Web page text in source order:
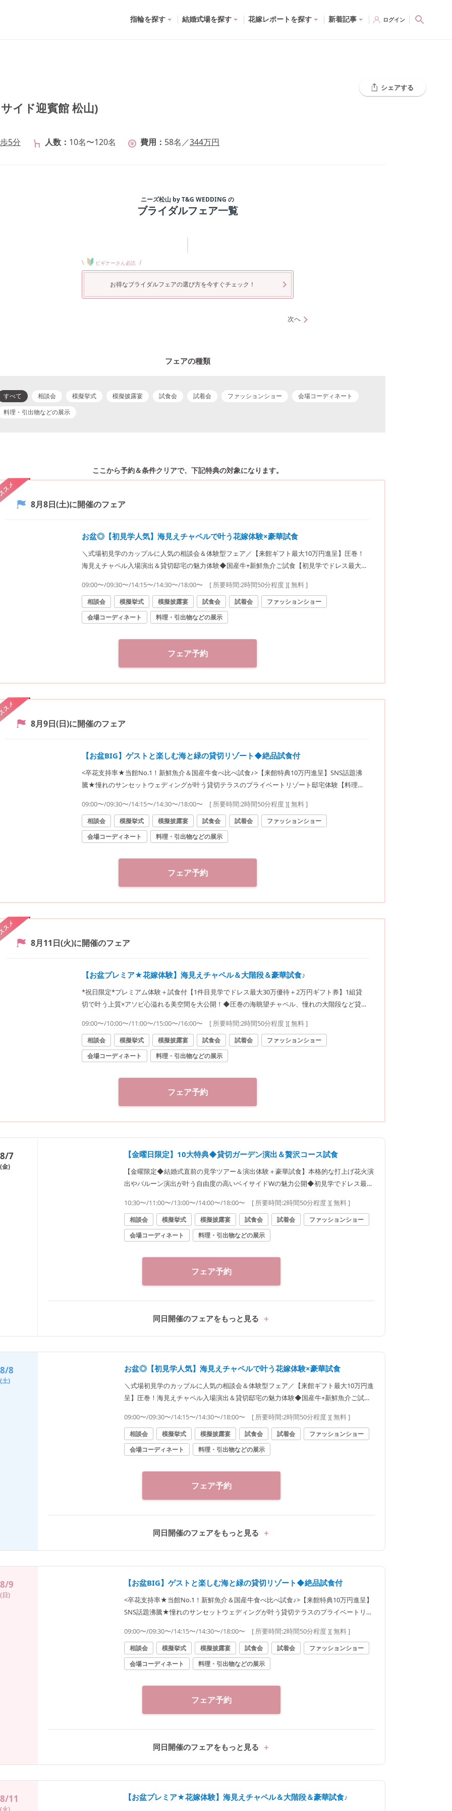
指輪を探す 結婚式場を探す 花嫁レポートを探す 新着記事 ログイン
イド迎賓館 松山)
5分 人数 10名〜120名 費用 58名 ／344万円
シェアする
ニーズ松山 by T&G WEDDING の
ブライダルフェア一覧
\ ビギナーさん必読 /
お得なブライダルフェアの選び方を今すぐチェック！
次へ
フェアの種類
すべて 相談会 模擬挙式 模擬披露宴 試食会 試着会 ファッションショー
会場コーディネート
料理・引出物などの展示
ここから予約＆条件クリアで、 下記特典の対象になります。
メ
8月8日(土)に開催のフェア
お盆◎【初見学人気】海見えチャペルで叶う花嫁体験×豪華試食
＼式場初見学のカップルに人気の相談会＆体験型フェア／【来館ギフト最大10万円進呈】圧巻！
海見えチャペル入場演出＆貸切邸宅の魅力体験◆国産牛+新鮮魚介ご試食【初見学でドレス最大2
09:00〜/09:30〜/14:15〜/14:30〜/18:00〜 [ 所要時間:2時間50分程度][ 無料 ]
相談会 模擬挙式 模擬披露宴 試食会 試着会
ファッションショー
会場コーディネート
料理・引出物などの展示
フェア予約
メ
8月9日(日)に開催のフェア
【お盆BIG】ゲストと楽しむ海と緑の貸切リゾート◆絶品試食付
<卒花支持率★当館No.1！新鮮魚介＆国産牛食べ比べ試食♪>【来館特典10万円進呈】SNS話題沸
騰★憧れのサンセットウェディングが叶う貸切テラスのプライベートリゾート邸宅体験【料理、
09:00〜/09:30〜/14:15〜/14:30〜/18:00〜 [ 所要時間:2時間50分程度][ 無料 ]
相談会 模擬挙式 模擬披露宴 試食会 試着会
ファッションショー
会場コーディネート
料理・引出物などの展示
フェア予約
メ
8月11日(火)に開催のフェア
【お盆プレミア★花嫁体験】海見えチャペル＆大階段＆豪華試食♪
*祝日限定*プレミアム体験＋試食付【1件目見学でドレス最大30万優待＋2万円ギフト券】1組貸
切で叶う上質×アソビ心溢れる美空間を大公開！◆圧巻の海眺望チャペル、憧れの大階段など貸
09:00〜/10:00〜/11:00〜/15:00〜/16:00〜 [ 所要時間:2時間50分程度][ 無料 ]
相談会 模擬挙式 模擬披露宴 試食会 試着会
ファッションショー
会場コーディネート
料理・引出物などの展示
フェア予約
8/7
(金)
【金曜日限定】10大特典◆貸切ガーデン演出＆贅沢コース試食
【金曜限定◆結婚式直前の見学ツアー＆演出体験＋豪華試食】本格的な打上げ花火演
出やバルーン演出が叶う自由度の高いベイサイドWの魅力公開◆初見学でドレス最大
10:30〜/11:00〜/13:00〜/14:00〜/18:00〜 [ 所要時間:2時間50分程度][ 無料 ]
相談会 模擬挙式 模擬披露宴 試食会 試着会
ファッションショー
会場コーディネート
料理・引出物などの展示
フェア予約
同日開催のフェアをもっと見る
8/8
(土)
お盆◎【初見学人気】海見えチャペルで叶う花嫁体験×豪華試食
＼式場初見学のカップルに人気の相談会＆体験型フェア／【来館ギフト最大10万円進
呈】圧巻！海見えチャペル入場演出＆貸切邸宅の魅力体験◆国産牛+新鮮魚介ご試食
09:00〜/09:30〜/14:15〜/14:30〜/18:00〜 [ 所要時間:2時間50分程度][ 無料 ]
相談会 模擬挙式 模擬披露宴 試食会 試着会
ファッションショー
会場コーディネート
料理・引出物などの展示
フェア予約
同日開催のフェアをもっと見る
8/9
(日)
【お盆BIG】ゲストと楽しむ海と緑の貸切リゾート◆絶品試食付
<卒花支持率★当館No.1！新鮮魚介＆国産牛食べ比べ試食♪>【来館特典10万円進呈】
SNS話題沸騰★憧れのサンセットウェディングが叶う貸切テラスのプライベートリゾ
09:00〜/09:30〜/14:15〜/14:30〜/18:00〜 [ 所要時間:2時間50分程度][ 無料 ]
相談会 模擬挙式 模擬披露宴 試食会 試着会
ファッションショー
会場コーディネート
料理・引出物などの展示
フェア予約
同日開催のフェアをもっと見る
8/11
(火)
【お盆プレミア★花嫁体験】海見えチャペル＆大階段＆豪華試食♪